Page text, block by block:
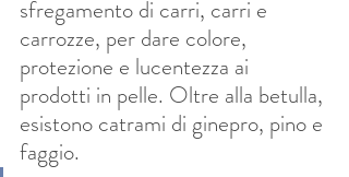
sfregamento di carri, carri e
carrozze, per dare colore,
protezione e lucentezza ai
prodotti in pelle. Oltre alla betulla,
esistono catrami di ginepro, pino e
faggio.